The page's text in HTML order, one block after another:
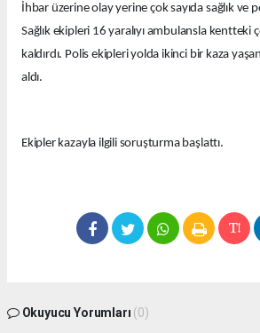
İhbar üzerine olay yerine çok sayıda sağlık ve
Sağlık ekipleri 16 yaralıyı ambulansla kentteki
kaldırdı. Polis ekipleri yolda ikinci bir kaza
aldı.
Ekipler kazayla ilgili soruşturma başlattı.
Okuyucu Yorumları (0)